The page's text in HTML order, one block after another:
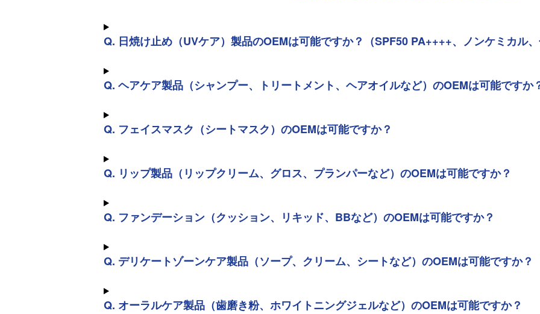
Q. 日焼け止め（UVケア）製品のOEMは可能ですか？（SPF50 PA++++、ノンケミカル、
Q. ヘアケア製品（シャンプー、トリートメント、ヘアオイルなど）のOEMは可能ですか
Q. フェイスマスク（シートマスク）のOEMは可能ですか？
Q. リップ製品（リップクリーム、グロス、プランパーなど）のOEMは可能ですか？
Q. ファンデーション（クッション、リキッド、BBなど）のOEMは可能ですか？
Q. デリケートゾーンケア製品（ソープ、クリーム、シートなど）のOEMは可能ですか？
Q. オーラルケア製品（歯磨き粉、ホワイトニングジェルなど）のOEMは可能ですか？